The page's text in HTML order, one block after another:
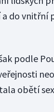
do vnitřní
podle
obětí